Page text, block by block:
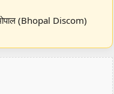
(Bhopal Discom)